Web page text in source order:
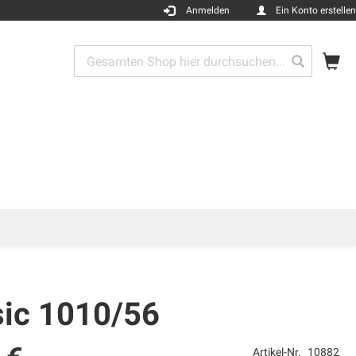
Anmelden Ein Konto erstellen
Search
1010/56
Artikel-Nr. 10882